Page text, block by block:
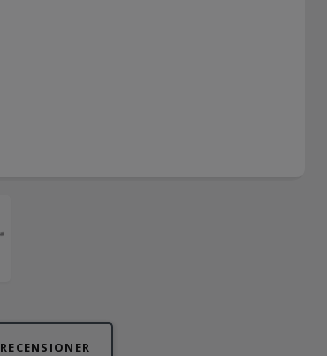
RECENSIONER